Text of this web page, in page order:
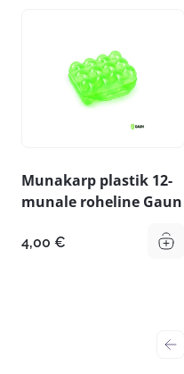
Munakarp plastik 12-
munale roheline Gaun
4,00 €
←